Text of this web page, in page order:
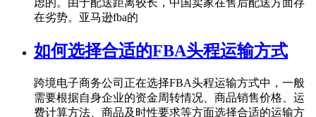
虑的。由于配送距离较长，中国卖家在售后配送方面存
在劣势。亚马逊fba的
如何选择合适的FBA头程运输方式
跨境电子商务公司正在选择FBA头程运输方式中，一般
需要根据自身企业的资金周转情况、商品销售价格、运
费计算方法、商品及时性要求等方面选择合适的运输方